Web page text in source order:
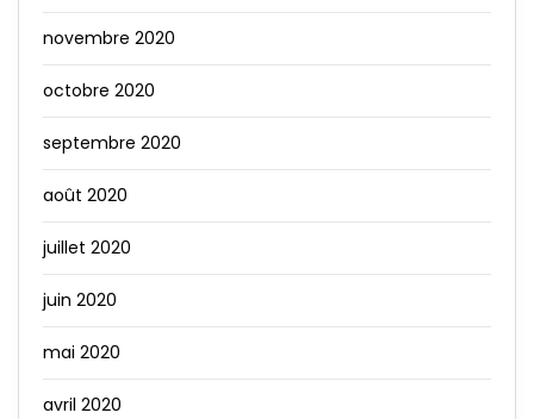
novembre 2020
octobre 2020
septembre 2020
août 2020
juillet 2020
juin 2020
mai 2020
avril 2020